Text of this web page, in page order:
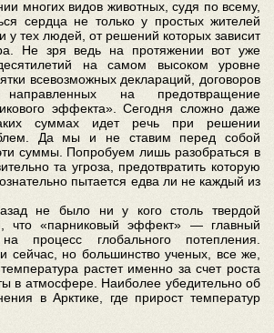
многих видов животных, судя по всему,
сердца не только у простых жителей
у тех людей, от решений которых зависит
Не зря ведь на протяжении вот уже
на самом высоком уровне
всевозможных деклараций, договоров
на предотвращение
эффекта». Сегодня сложно даже
суммах идет речь при решении
Да мы и не ставим перед собой
суммы. Попробуем лишь разобраться в
та угроза, предотвратить которую
пытается едва ли не каждый из
не было ни у кого столь твердой
что «парниковый эффект» — главный
процесс глобального потепления.
сейчас, но большинство ученых, все же,
растет именно за счет роста
в атмосфере. Наиболее убедительно об
в Арктике, где прирост температур